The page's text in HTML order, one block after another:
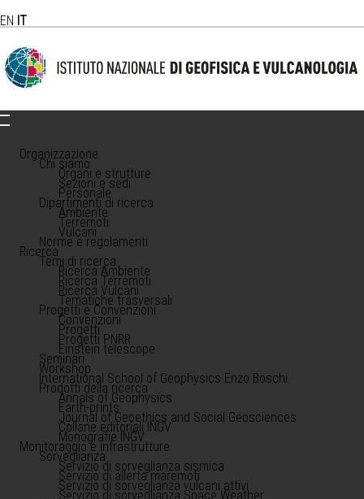
EN IT
Organizzazione
Chi siamo
Organi e strutture
Sezioni e sedi
Personale
Dipartimenti di ricerca
Ambiente
Terremoti
Vulcani
Norme e regolamenti
Ricerca
Temi di ricerca
Ricerca Ambiente
Ricerca Terremoti
Ricerca Vulcani
Tematiche trasversali
Progetti e Convenzioni
Convenzioni
Progetti
Progetti PNRR
Einstein telescope
Seminari
Workshop
International School of Geophysics Enzo Boschi
Prodotti della ricerca
Annals of Geophysics
Earth-prints
Journal of Geoethics and Social Geosciences
Collane editoriali INGV
Monografie INGV
Monitoraggio e infrastrutture
Sorveglianza
Servizio di sorveglianza sismica
Servizio di allerta maremoti
Servizio di sorveglianza vulcani attivi
Servizio di sorveglianza Space Weather